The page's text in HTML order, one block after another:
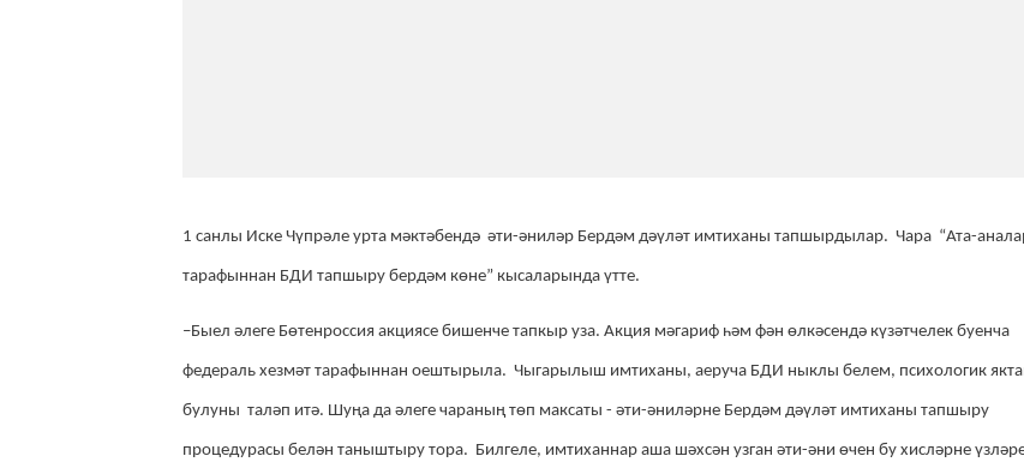
1 санлы Иске Чүпрәле урта мәктәбендә әти-әниләр Бердәм дәүләт имтиханы тапшырдылар. Чара “Ата-
тарафыннан БДИ тапшыру бердәм көне” кысаларында үтте.
–Быел әлеге Бөтенроссия акциясе бишенче тапкыр уза. Акция мәгариф һәм фән өлкәсендә күзәтчелек буенча
федераль хезмәт тарафыннан оештырыла. Чыгарылыш имтиханы, аеруча БДИ ныклы белем, психологик
булуны таләп итә. Шуңа да әлеге чараның төп максаты - әти-әниләрне Бердәм дәүләт имтиханы тапшыру
процедурасы белән таныштыру тора. Билгеле, имтиханнар аша шәхсән узган әти-әни өчен бу хисләрне